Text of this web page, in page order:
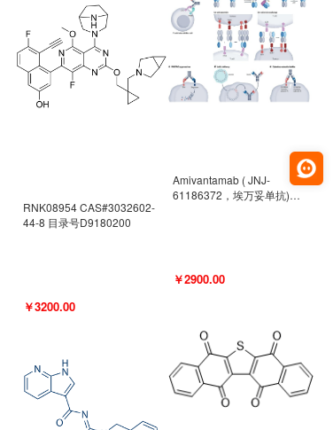
RNK08954 CAS#3032602-
44-8 目录号D9180200
￥3200.00
Amivantamab ( JNJ-
61186372，埃万妥单抗)
￥2900.00